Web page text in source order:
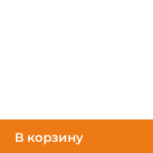
В корзину